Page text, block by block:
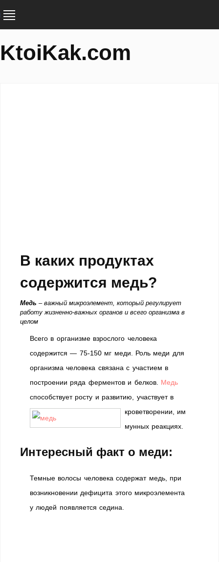
KtoiKak.com
В каких продуктах
содержится медь?
Медь – важный микроэлемент, который регулирует
работу жизненно-важных органов и всего организма в
целом
Всего в организме взрослого человека
содержится — 75-150 мг меди. Роль меди для
организма человека связана с участием в
построении ряда ферментов и белков. Медь
способствует росту и развитию, участвует в
кроветворении, им
мунных реакциях.
Интересный факт о меди:
Темные волосы человека содержат медь, при
возникновении дефицита этого микроэлемента
у людей появляется седина.